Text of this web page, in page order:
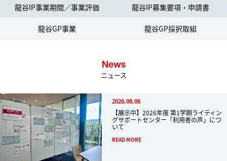
龍谷IP事業期間／事業評価 龍谷IP募集要項・申請書
龍谷GP事業 龍谷GP採択取組
News
ニュース
2026.08.06
【展示中】2026年度 第1学期ライティン
グサポートセンター「利用者の声」につ
いて
READ MORE